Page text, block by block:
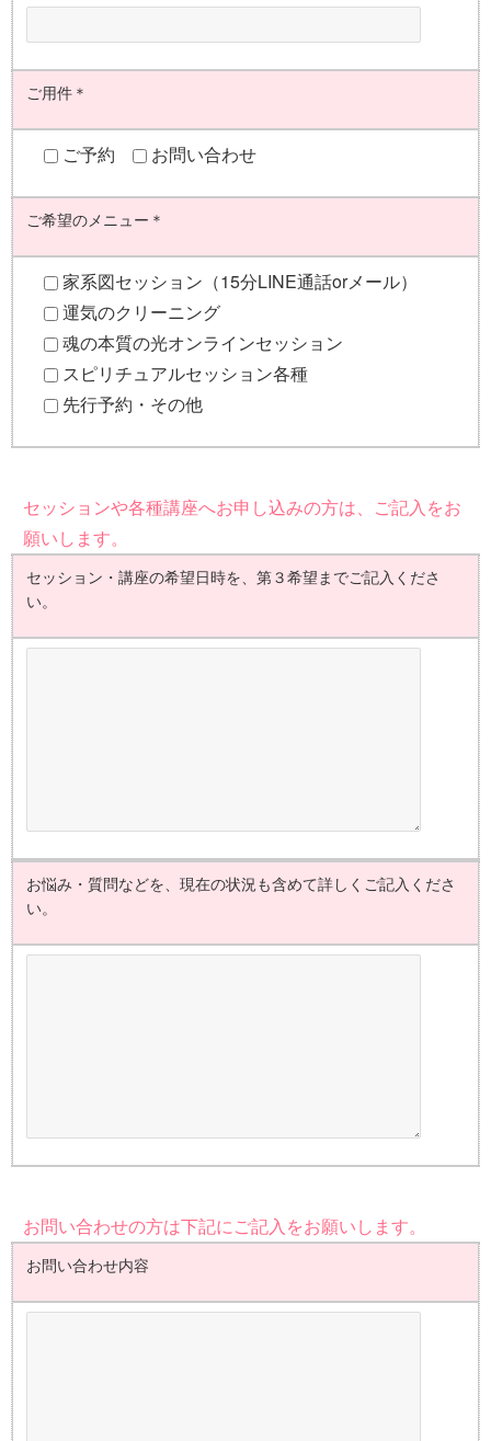
ご用件＊
ご予約 お問い合わせ
ご希望のメニュー＊
家系図セッション（15分LINE通話orメール）
運気のクリーニング
魂の本質の光オンラインセッション
スピリチュアルセッション各種
先行予約・その他
セッションや各種講座へお申し込みの方は、ご記入をお
願いします。
セッション・講座の希望日時を、第３希望までご記入くださ
い。
お悩み・質問などを、現在の状況も含めて詳しくご記入くださ
い。
お問い合わせの方は下記にご記入をお願いします。
お問い合わせ内容